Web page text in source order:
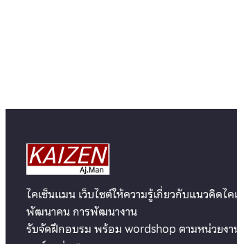
ไคเซ็นแมน เว็บไซต์ให้ความรู้เกี่ยวกับแนวคิดไค
พัฒนาคน การพัฒนางาน
รับจัดฝึกอบรม พร้อม wordshop ตามหน่วยงา